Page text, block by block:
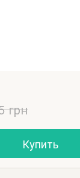
грн
Купить